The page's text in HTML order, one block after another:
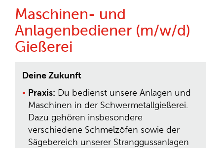
Maschinen- und
Anlagenbediener (m/w/d)
Gießerei
Deine Zukunft
Praxis: Du bedienst unsere Anlagen und
Maschinen in der Schwermetallgießerei.
Dazu gehören insbesondere
verschiedene Schmelzöfen sowie der
Sägebereich unserer Stranggussanlagen